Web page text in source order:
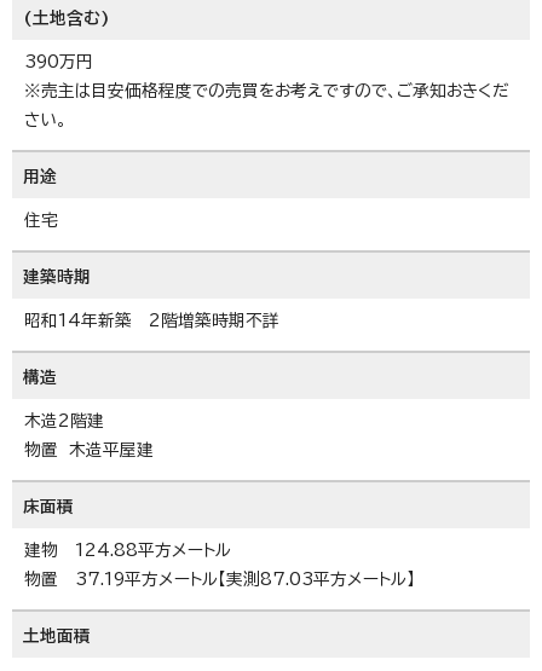
(土地含む)
390万円
※売主は目安価格程度での売買をお考えですので、ご承知おきくだ
さい。
用途
住宅
建築時期
昭和14年新築 2階増築時期不詳
構造
木造2階建
物置 木造平屋建
床面積
建物 124.88平方メートル
物置 37.19平方メートル【実測87.03平方メートル】
土地面積